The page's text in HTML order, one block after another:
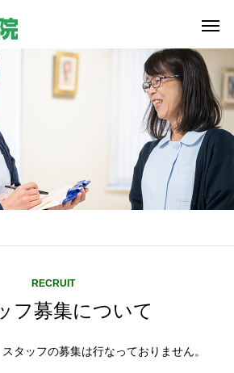
内科 血液内
RECRUIT
フ募集について
タッフの募集は行なっておりません。